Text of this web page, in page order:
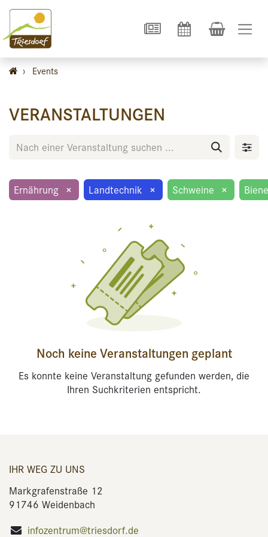
› Events
VERANSTALTUNGEN
Ernährung × Landtechnik × Schweine ×
Noch keine Veranstaltungen geplant
Es konnte keine Veranstaltung gefunden werden, die
Ihren Suchkriterien entspricht.
IHR WEG ZU UNS
Markgrafenstraße 12
91746 Weidenbach
infozentrum@triesdorf.de